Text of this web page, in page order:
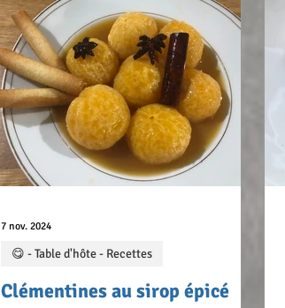
creuser un puits. Ajouter ensuite les oeufs
entiers et foue
Clémentines au sirop épicé
😋 - Table d'hôte - Recettes
7 nov. 2024